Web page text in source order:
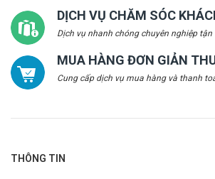
DỊCH VỤ CHĂM SÓC
Dịch vụ nhanh chóng chuyên nghiệp tận
MUA HÀNG ĐƠN GIẢN
Cung cấp dịch vụ mua hàng và thanh
THÔNG TIN